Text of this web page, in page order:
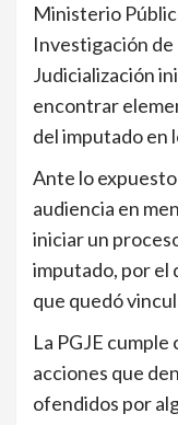
Ministerio
Investigación
Judicialización
encontrar
del imputado en
Ante lo
audiencia en
iniciar un
imputado, por el
que quedó
La PGJE
acciones que
ofendidos por